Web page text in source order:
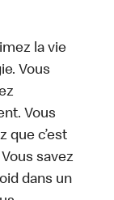
la vie
Vous
Vous
que c’est
savez
dans un